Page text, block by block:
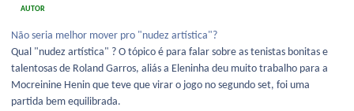
AUTOR
Não seria melhor mover pro "nudez artística"?
Qual "nudez artística" ? O tópico é para falar sobre as tenistas bonitas e
talentosas de Roland Garros, aliás a Eleninha deu muito trabalho para a
Mocreinine Henin que teve que virar o jogo no segundo set, foi uma
partida bem equilibrada.